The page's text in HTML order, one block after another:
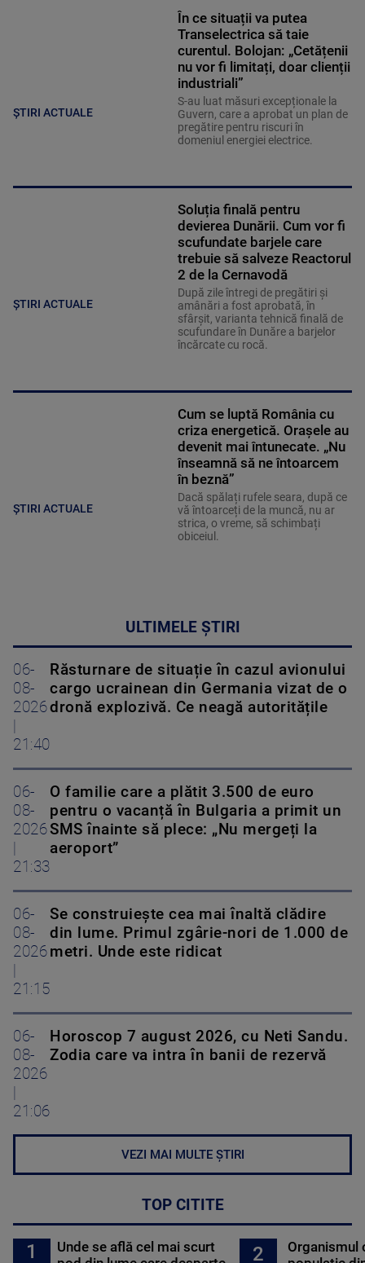
ȘTIRI ACTUALE
În ce situații va putea
Transelectrica să taie
curentul. Bolojan: „Cetățenii
nu vor fi limitați, doar clienții
industriali”
S-au luat măsuri excepționale la
Guvern, care a aprobat un plan de
pregătire pentru riscuri în
domeniul energiei electrice.
ȘTIRI ACTUALE
Soluția finală pentru
devierea Dunării. Cum vor fi
scufundate barjele care
trebuie să salveze Reactorul
2 de la Cernavodă
După zile întregi de pregătiri și
amânări a fost aprobată, în
sfârșit, varianta tehnică finală de
scufundare în Dunăre a barjelor
încărcate cu rocă.
ȘTIRI ACTUALE
Cum se luptă România cu
criza energetică. Orașele au
devenit mai întunecate. „Nu
înseamnă să ne întoarcem
în beznă”
Dacă spălați rufele seara, după ce
vă întoarceți de la muncă, nu ar
strica, o vreme, să schimbați
obiceiul.
ULTIMELE ȘTIRI
06-
08-
2026
21:40
Răsturnare de situație în cazul avionului
cargo ucrainean din Germania vizat de o
dronă explozivă. Ce neagă autoritățile
06-
08-
2026
21:33
O familie care a plătit 3.500 de euro
pentru o vacanță în Bulgaria a primit un
SMS înainte să plece: „Nu mergeți la
aeroport”
06-
08-
2026
21:15
Se construiește cea mai înaltă clădire
din lume. Primul zgârie-nori de 1.000 de
metri. Unde este ridicat
06-
08-
2026
21:06
Horoscop 7 august 2026, cu Neti Sandu.
Zodia care va intra în banii de rezervă
VEZI MAI MULTE ȘTIRI
TOP CITITE
1
Unde se află cel mai scurt
2
Organismul